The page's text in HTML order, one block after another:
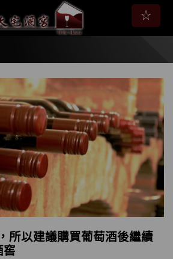
☆
所以建議購買葡萄酒後繼續
窖